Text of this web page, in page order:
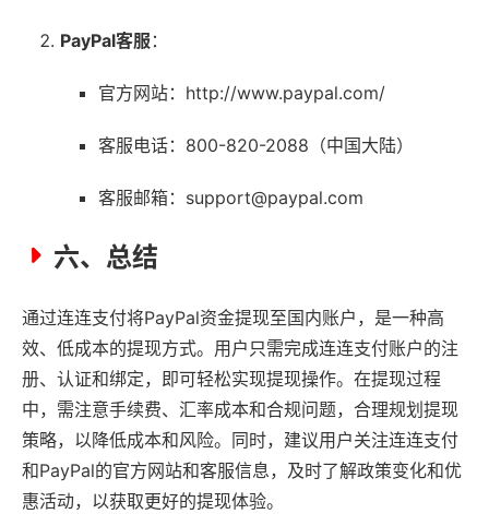
PayPal客服：
官方网站：http://www.paypal.com/
客服电话：800-820-2088（中国大陆）
客服邮箱：support@paypal.com
六、总结
通过连连支付将PayPal资金提现至国内账户，是一种高
效、低成本的提现方式。用户只需完成连连支付账户的注
册、认证和绑定，即可轻松实现提现操作。在提现过程
中，需注意手续费、汇率成本和合规问题，合理规划提现
策略，以降低成本和风险。同时，建议用户关注连连支付
和PayPal的官方网站和客服信息，及时了解政策变化和优
惠活动，以获取更好的提现体验。